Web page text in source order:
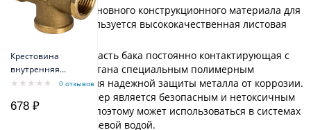
Крестовина
внутренняя
резьба 1/2"
0 отзывов
678 ₽
В качестве основного конструкционного материала для
корпуса используется высококачественная листовая
сталь.
Внутренняя часть бака постоянно контактирующая с
водой обработана специальным полимерным
покрытием для надежной защиты металла от коррозии.
Сам же полимер является безопасным и нетоксичным
материалом, поэтому может использоваться в системах
с чистой питьевой водой.